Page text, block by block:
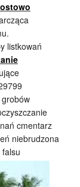
listkowań
cmentarz
niebrudzona